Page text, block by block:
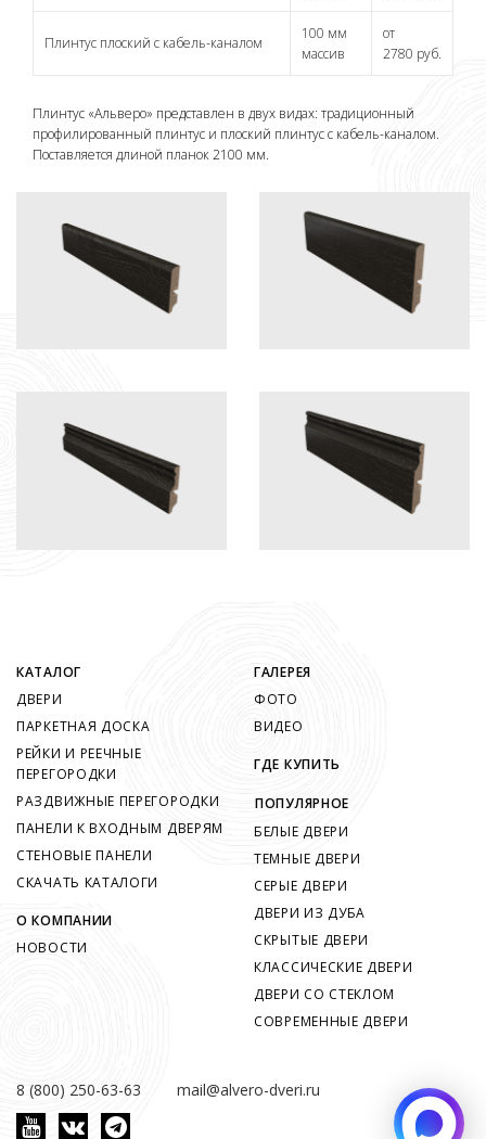
Плинтус плоский с кабель-каналом
100 мм
массив
от
2780 руб.
Плинтус «Альверо» представлен в двух видах: традиционный
профилированный плинтус и плоский плинтус с кабель-каналом.
Поставляется длиной планок 2100 мм.
8 (800) 250-63-63 mail@alvero-dveri.ru
КАТАЛОГ
ДВЕРИ
ПАРКЕТНАЯ ДОСКА
РЕЙКИ И РЕЕЧНЫЕ
ПЕРЕГОРОДКИ
РАЗДВИЖНЫЕ ПЕРЕГОРОДКИ
ПАНЕЛИ К ВХОДНЫМ ДВЕРЯМ
СТЕНОВЫЕ ПАНЕЛИ
СКАЧАТЬ КАТАЛОГИ
О КОМПАНИИ
НОВОСТИ
ГАЛЕРЕЯ
ФОТО
ВИДЕО
ГДЕ КУПИТЬ
ПОПУЛЯРНОЕ
БЕЛЫЕ ДВЕРИ
ТЕМНЫЕ ДВЕРИ
СЕРЫЕ ДВЕРИ
ДВЕРИ ИЗ ДУБА
СКРЫТЫЕ ДВЕРИ
КЛАССИЧЕСКИЕ ДВЕРИ
ДВЕРИ СО СТЕКЛОМ
СОВРЕМЕННЫЕ ДВЕРИ